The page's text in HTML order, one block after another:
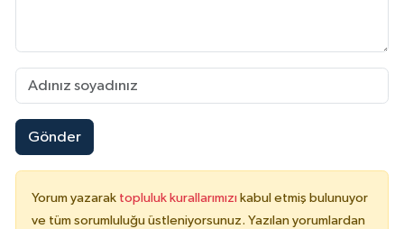
Gönder
Yorum yazarak topluluk kurallarımızı kabul etmiş bulunuyor
ve tüm sorumluluğu üstleniyorsunuz. Yazılan yorumlardan